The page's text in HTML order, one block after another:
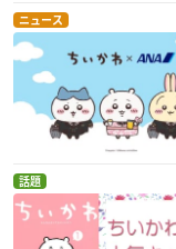
ニュース
話題